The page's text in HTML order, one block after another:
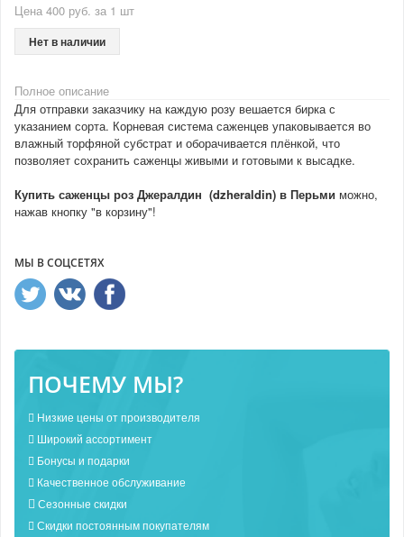
Цена 400 руб. за 1 шт
Нет в наличии
Полное описание
Для отправки заказчику на каждую розу вешается бирка с
указанием сорта. Корневая система саженцев упаковывается во
влажный торфяной субстрат и оборачивается плёнкой, что
позволяет сохранить саженцы живыми и готовыми к высадке.
Купить саженцы роз Джералдин (dzheraldin) в Перьми можно,
нажав кнопку "в корзину"!
МЫ В СОЦСЕТЯХ
ПОЧЕМУ МЫ?
Низкие цены от производителя
Широкий ассортимент
Бонусы и подарки
Качественное обслуживание
Сезонные скидки
Скидки постоянным покупателям